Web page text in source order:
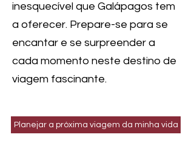
inesquecível que Galápagos tem
a oferecer. Prepare-se para se
encantar e se surpreender a
cada momento neste destino de
viagem fascinante.
Planejar a próxima viagem da minha vida